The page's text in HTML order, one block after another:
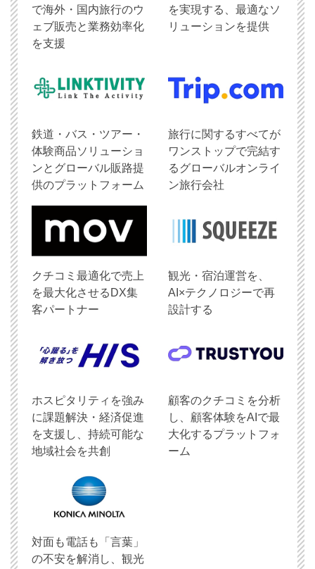
で海外・国内旅行のウ
ェブ販売と業務効率化
を支援
を実現する、最適なソ
リューションを提供
鉄道・バス・ツアー・
体験商品ソリューショ
ンとグローバル販路提
供のプラットフォーム
旅行に関するすべてが
ワンストップで完結す
るグローバルオンライ
ン旅行会社
クチコミ最適化で売上
を最大化させるDX集
客パートナー
観光・宿泊運営を、
AI×テクノロジーで再
設計する
ホスピタリティを強み
に課題解決・経済促進
を支援し、持続可能な
地域社会を共創
顧客のクチコミを分析
し、顧客体験をAIで最
大化するプラットフォ
ーム
対面も電話も「言葉」
の不安を解消し、観光